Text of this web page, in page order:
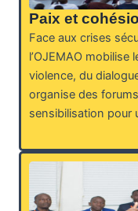
Paix et
Face aux crises
l’OJEMAO mobilise
violence, du
organise des
sensibilisation pour